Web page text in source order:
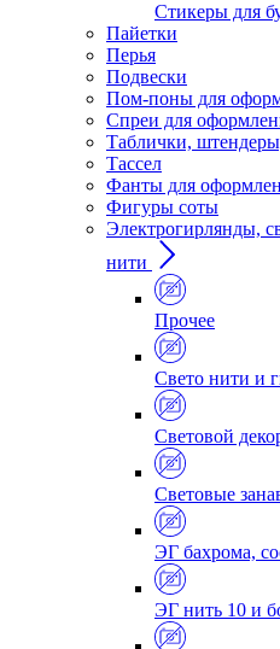
Стикеры для
Пайетки
Перья
Подвески
Пом-поны для
Спреи для
Таблички,
Тассел
Фанты для
Фигуры соты
Электрогирлянды,
нити
Прочее
Свето нити и
Световой
Световые
ЭГ бахрома,
ЭГ нить 10 и